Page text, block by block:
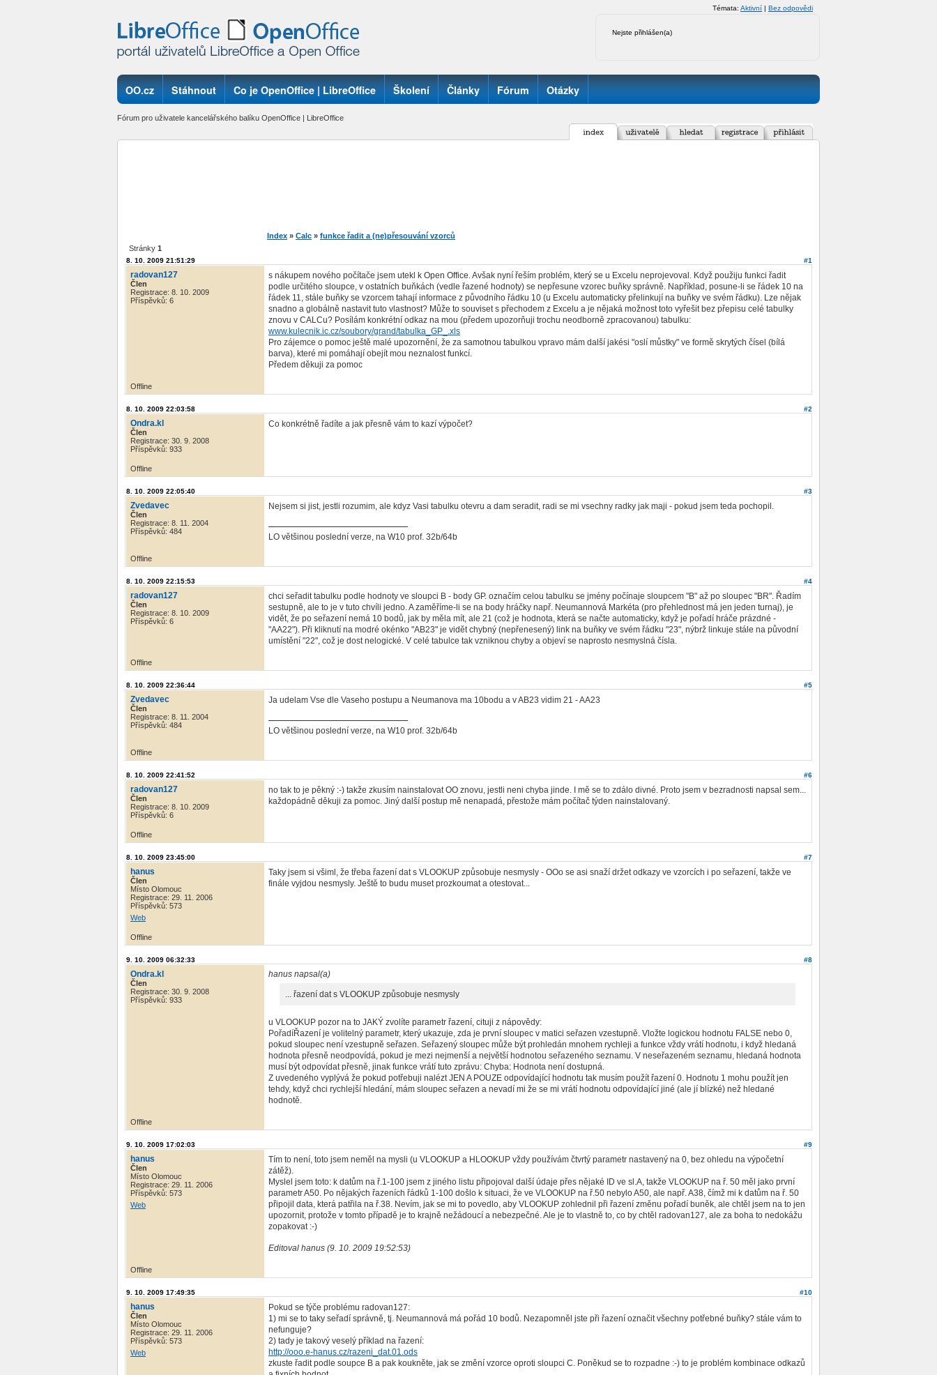
Nejste přihlášen(a)
Témata: Aktivní | Bez odpovědi
OO.cz Stáhnout Co je OpenOffice | LibreOffice Školení Články Fórum Otázky
Fórum pro uživatele kancelářského balíku OpenOffice | LibreOffice
Index » Calc » funkce řadit a (ne)přesouvání vzorců
Stránky 1
#1
8. 10. 2009 21:51:29
radovan127
Člen
Registrace: 8. 10. 2009
Příspěvků: 6
s nákupem nového počítače jsem utekl k Open Office. Avšak nyní řeším problém, který se u Excelu neprojevoval. Když použiju funkci řadit
podle určitého sloupce, v ostatních buňkách (vedle řazené hodnoty) se nepřesune vzorec buňky správně. Například, posune-li se řádek 10 na
řádek 11, stále buňky se vzorcem tahají informace z původního řádku 10 (u Excelu automaticky přelinkují na buňky ve svém řádku). Lze nějak
snadno a globálně nastavit tuto vlastnost? Může to souviset s přechodem z Excelu a je nějaká možnost toto vyřešit bez přepisu celé tabulky
znovu v CALCu? Posílám konkrétní odkaz na mou (předem upozorňuji trochu neodborně zpracovanou) tabulku:
www.kulecnik.ic.cz/soubory/grand/tabulka_GP_.xls
Pro zájemce o pomoc ještě malé upozornění, že za samotnou tabulkou vpravo mám další jakési "oslí můstky" ve formě skrytých čísel (bílá
barva), které mi pomáhají obejít mou neznalost funkcí.
Předem děkuji za pomoc
Offline
#2
8. 10. 2009 22:03:58
Ondra.kl
Člen
Registrace: 30. 9. 2008
Příspěvků: 933
Co konkrétně řadíte a jak přesně vám to kazí výpočet?
Offline
#3
8. 10. 2009 22:05:40
Zvedavec
Člen
Registrace: 8. 11. 2004
Příspěvků: 484
Nejsem si jist, jestli rozumim, ale kdyz Vasi tabulku otevru a dam seradit, radi se mi vsechny radky jak maji - pokud jsem teda pochopil.
LO většinou poslední verze, na W10 prof. 32b/64b
Offline
#4
8. 10. 2009 22:15:53
radovan127
Člen
Registrace: 8. 10. 2009
Příspěvků: 6
chci seřadit tabulku podle hodnoty ve sloupci B - body GP. označím celou tabulku se jmény počínaje sloupcem "B" až po sloupec "BR". Řadím
sestupně, ale to je v tuto chvíli jedno. A zaměříme-li se na body hráčky např. Neumannová Markéta (pro přehlednost má jen jeden turnaj), je
vidět, že po seřazení nemá 10 bodů, jak by měla mít, ale 21 (což je hodnota, která se načte automaticky, když je pořadí hráče prázdné -
"AA22"). Při kliknutí na modré okénko "AB23" je vidět chybný (nepřenesený) link na buňky ve svém řádku "23", nýbrž linkuje stále na původní
umístění "22", což je dost nelogické. V celé tabulce tak vzniknou chyby a objeví se naprosto nesmyslná čísla.
Offline
#5
8. 10. 2009 22:36:44
Zvedavec
Člen
Registrace: 8. 11. 2004
Příspěvků: 484
Ja udelam Vse dle Vaseho postupu a Neumanova ma 10bodu a v AB23 vidim 21 - AA23
LO většinou poslední verze, na W10 prof. 32b/64b
Offline
#6
8. 10. 2009 22:41:52
radovan127
Člen
Registrace: 8. 10. 2009
Příspěvků: 6
no tak to je pěkný :-) takže zkusím nainstalovat OO znovu, jestli neni chyba jinde. I mě se to zdálo divné. Proto jsem v bezradnosti napsal sem...
každopádně děkuji za pomoc. Jiný další postup mě nenapadá, přestože mám počítač týden nainstalovaný.
Offline
#7
8. 10. 2009 23:45:00
hanus
Člen
Místo Olomouc
Registrace: 29. 11. 2006
Příspěvků: 573
Web
Taky jsem si všiml, že třeba řazení dat s VLOOKUP způsobuje nesmysly - OOo se asi snaží držet odkazy ve vzorcích i po seřazení, takže ve
finále vyjdou nesmysly. Ještě to budu muset prozkoumat a otestovat...
Offline
#8
9. 10. 2009 06:32:33
Ondra.kl
Člen
Registrace: 30. 9. 2008
Příspěvků: 933
hanus napsal(a)
... řazení dat s VLOOKUP způsobuje nesmysly
u VLOOKUP pozor na to JAKÝ zvolíte parametr řazení, cituji z nápovědy:
PořadíŘazení je volitelný parametr, který ukazuje, zda je první sloupec v matici seřazen vzestupně. Vložte logickou hodnotu FALSE nebo 0,
pokud sloupec není vzestupně seřazen. Seřazený sloupec může být prohledán mnohem rychleji a funkce vždy vrátí hodnotu, i když hledaná
hodnota přesně neodpovídá, pokud je mezi nejmenší a největší hodnotou seřazeného seznamu. V neseřazeném seznamu, hledaná hodnota
musí být odpovídat přesně, jinak funkce vrátí tuto zprávu: Chyba: Hodnota není dostupná.
Z uvedeného vyplývá že pokud potřebuji nalézt JEN A POUZE odpovídající hodnotu tak musím použít řazení 0. Hodnotu 1 mohu použít jen
tehdy, když chci rychlejší hledání, mám sloupec seřazen a nevadí mi že se mi vrátí hodnotu odpovídající jiné (ale jí blízké) než hledané
hodnotě.
Offline
#9
9. 10. 2009 17:02:03
hanus
Člen
Místo Olomouc
Registrace: 29. 11. 2006
Příspěvků: 573
Web
Tím to není, toto jsem neměl na mysli (u VLOOKUP a HLOOKUP vždy používám čtvrtý parametr nastavený na 0, bez ohledu na výpočetní
zátěž).
Myslel jsem toto: k datům na ř.1-100 jsem z jiného listu připojoval další údaje přes nějaké ID ve sl.A, takže VLOOKUP na ř. 50 měl jako první
parametr A50. Po nějakých řazeních řádků 1-100 došlo k situaci, že ve VLOOKUP na ř.50 nebylo A50, ale např. A38, čímž mi k datům na ř. 50
připojil data, která patřila na ř.38. Nevím, jak se mi to povedlo, aby VLOOKUP zohlednil při řazení změnu pořadí buněk, ale chtěl jsem na to jen
upozornit, protože v tomto případě je to krajně nežádoucí a nebezpečné. Ale je to vlastně to, co by chtěl radovan127, ale za boha to nedokážu
zopakovat :-)
Editoval hanus (9. 10. 2009 19:52:53)
Offline
#10
9. 10. 2009 17:49:35
hanus
Člen
Místo Olomouc
Registrace: 29. 11. 2006
Příspěvků: 573
Web
Pokud se týče problému radovan127:
1) mi se to taky seřadí správně, tj. Neumannová má pořád 10 bodů. Nezapomněl jste při řazení označit všechny potřebné buňky? stále vám to
nefunguje?
2) tady je takový veselý příklad na řazení:
http://ooo.e-hanus.cz/razeni_dat.01.ods
zkuste řadit podle soupce B a pak koukněte, jak se změní vzorce oproti sloupci C. Poněkud se to rozpadne :-) to je problém kombinace odkazů